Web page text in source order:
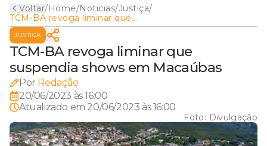
Voltar/Home/Noticias/Justiça/
TCM-BA revoga liminar que
suspendia shows em
Macaúbas
JUSTIÇA
TCM-BA revoga liminar que
suspendia shows em Macaúbas
Por Redação
20/06/2023 às 16:00
Atualizado em 20/06/2023 às 16:00
Foto: Divulgação